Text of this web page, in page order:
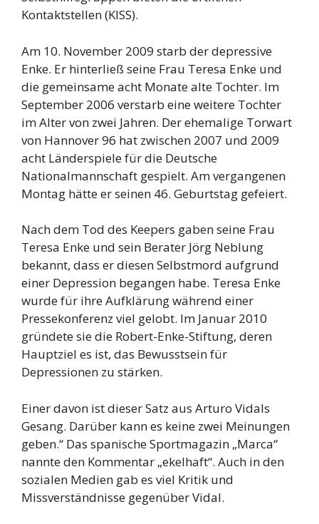
Kontaktstellen (KISS).
Am 10. November 2009 starb der depressive
Enke. Er hinterließ seine Frau Teresa Enke und
die gemeinsame acht Monate alte Tochter. Im
September 2006 verstarb eine weitere Tochter
im Alter von zwei Jahren. Der ehemalige Torwart
von Hannover 96 hat zwischen 2007 und 2009
acht Länderspiele für die Deutsche
Nationalmannschaft gespielt. Am vergangenen
Montag hätte er seinen 46. Geburtstag gefeiert.
Nach dem Tod des Keepers gaben seine Frau
Teresa Enke und sein Berater Jörg Neblung
bekannt, dass er diesen Selbstmord aufgrund
einer Depression begangen habe. Teresa Enke
wurde für ihre Aufklärung während einer
Pressekonferenz viel gelobt. Im Januar 2010
gründete sie die Robert-Enke-Stiftung, deren
Hauptziel es ist, das Bewusstsein für
Depressionen zu stärken.
Einer davon ist dieser Satz aus Arturo Vidals
Gesang. Darüber kann es keine zwei Meinungen
geben.“ Das spanische Sportmagazin „Marca“
nannte den Kommentar „ekelhaft“. Auch in den
sozialen Medien gab es viel Kritik und
Missverständnisse gegenüber Vidal.